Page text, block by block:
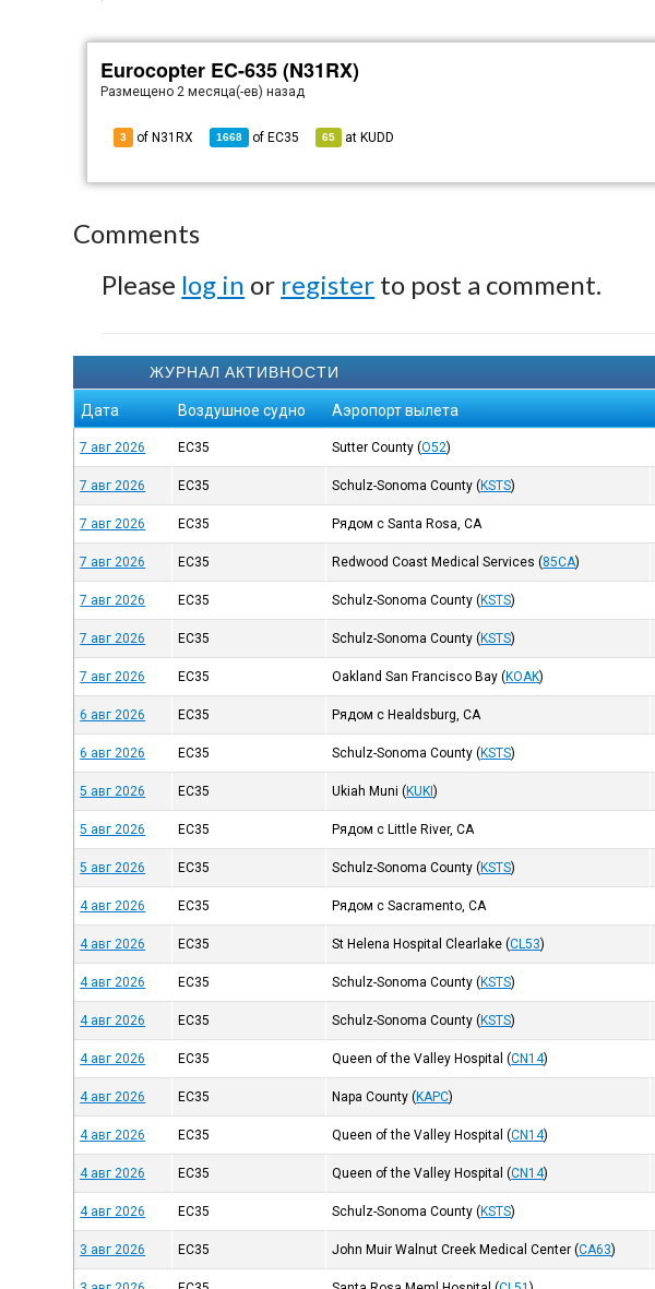
Eurocopter EC-635 (N31RX)
Размещено2 месяца(-ев) назад
3 of N31RX 1668 of EC35 65 at KUDD
Comments
Please log in or register to post a comment.
ЖУРНАЛ АКТИВНОСТИ
Дата Воздушное судно Аэропорт вылета
7 авг 2026 EC35 Sutter County (O52)
7 авг 2026 EC35 Schulz-Sonoma County (KSTS)
7 авг 2026 EC35 Рядом с Santa Rosa, CA
7 авг 2026 EC35 Redwood Coast Medical Services (85CA)
7 авг 2026 EC35 Schulz-Sonoma County (KSTS)
7 авг 2026 EC35 Schulz-Sonoma County (KSTS)
7 авг 2026 EC35 Oakland San Francisco Bay (KOAK)
6 авг 2026 EC35 Рядом с Healdsburg, CA
6 авг 2026 EC35 Schulz-Sonoma County (KSTS)
5 авг 2026 EC35 Ukiah Muni (KUKI)
5 авг 2026 EC35 Рядом с Little River, CA
5 авг 2026 EC35 Schulz-Sonoma County (KSTS)
4 авг 2026 EC35 Рядом с Sacramento, CA
4 авг 2026 EC35 St Helena Hospital Clearlake (CL53)
4 авг 2026 EC35 Schulz-Sonoma County (KSTS)
4 авг 2026 EC35 Schulz-Sonoma County (KSTS)
4 авг 2026 EC35 Queen of the Valley Hospital (CN14)
4 авг 2026 EC35 Napa County (KAPC)
4 авг 2026 EC35 Queen of the Valley Hospital (CN14)
4 авг 2026 EC35 Queen of the Valley Hospital (CN14)
4 авг 2026 EC35 Schulz-Sonoma County (KSTS)
3 авг 2026 EC35 John Muir Walnut Creek Medical Center (CA63)